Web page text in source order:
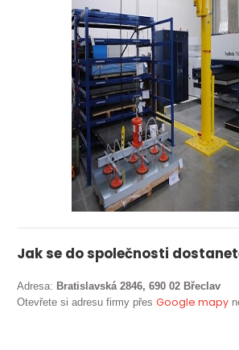
Jak se do společnosti
Adresa: Bratislavská 2846, 690 02 Břeclav
Otevřete si adresu firmy přes Google mapy